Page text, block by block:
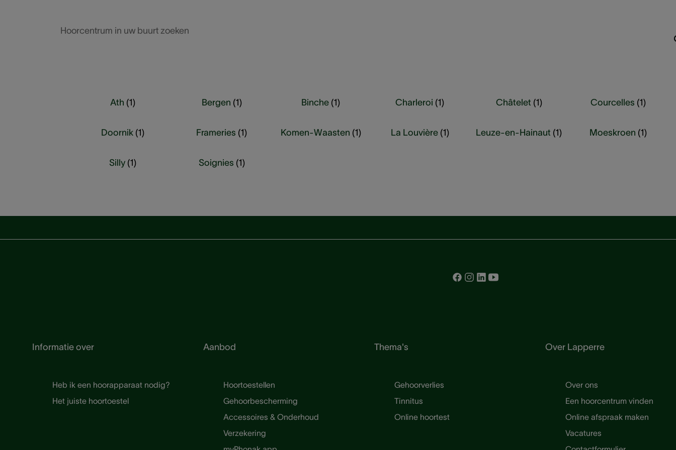
Hoorcentrum in uw buurt zoeken
Ath (1) Bergen (1) Binche (1) Charleroi (1) Châtelet (1) Courcelles (1)
Doornik (1) Frameries (1) Komen-Waasten (1) La Louvière (1) Leuze-en-Hainaut (1) Moeskroen (1)
Silly (1) Soignies (1)
Informatie over
Heb ik een hoorapparaat nodig?
Het juiste hoortoestel
Aanbod
Hoortoestellen
Gehoorbescherming
Accessoires & Onderhoud
Verzekering
Thema's
Gehoorverlies
Tinnitus
Online hoortest
Over Lapperre
Over ons
Een hoorcentrum vinden
Online afspraak maken
Vacatures